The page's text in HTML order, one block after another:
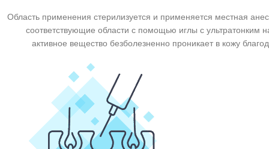
Область применения стерилизуется и применяется местная
соответствующие области с помощью иглы с ультратонким
активное вещество безболезненно проникает в кожу